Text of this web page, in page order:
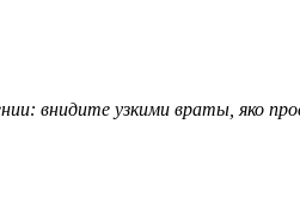
внидите узкими враты, яко